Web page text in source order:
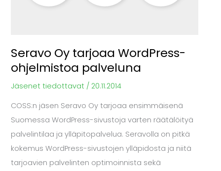
Seravo Oy tarjoaa WordPress-
ohjelmistoa palveluna
Jäsenet tiedottavat / 20.11.2014
COSS:n jäsen Seravo Oy tarjoaa ensimmäisenä
Suomessa WordPress-sivustoja varten räätälöityä
palvelintilaa ja ylläpitopalvelua. Seravolla on pitkä
kokemus WordPress-sivustojen ylläpidosta ja niitä
tarjoavien palvelinten optimoinnista sekä